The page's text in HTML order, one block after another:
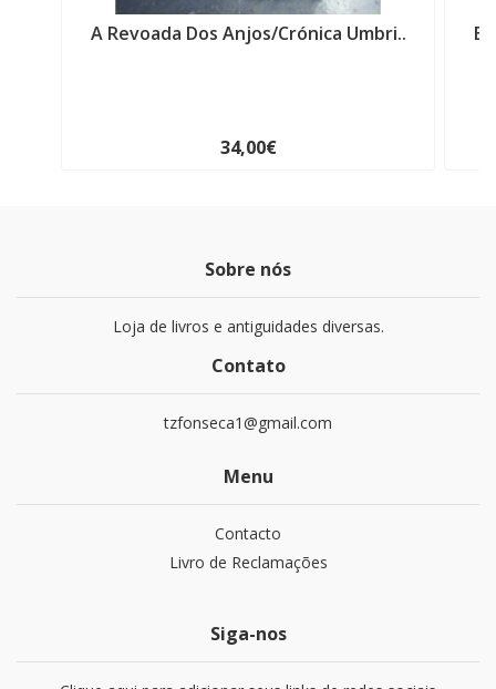
A Revoada Dos Anjos/Crónica Umbri..
34,00€
Sobre nós
Loja de livros e antiguidades diversas.
Contato
tzfonseca1@gmail.com
Menu
Contacto
Livro de Reclamações
Siga-nos